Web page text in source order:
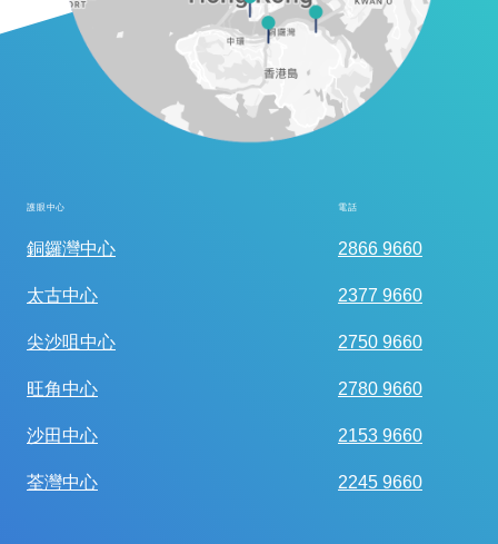
護眼中心 電話
銅鑼灣中心 2866 9660
太古中心 2377 9660
尖沙咀中心 2750 9660
旺角中心 2780 9660
沙田中心 2153 9660
荃灣中心 2245 9660